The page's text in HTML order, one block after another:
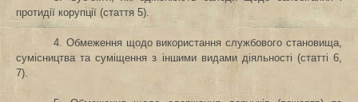
протидії корупції (стаття 5).
4. Обмеження щодо використання службового становища,
сумісництва та суміщення з іншими видами діяльності (статті 6,
7).